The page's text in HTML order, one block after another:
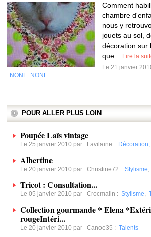
Comment
chambre
nous y
jouets au sol,
décoration sur
que...
Lire la
Le 21 janvier
NONE NONE
POUR ALLER PLUS LOIN
Poupée Laïs vintage
Le 25 janvier 2010 par Lavilaine : Décoration,
Albertine
Le 20 janvier 2010 par Christine72 : Stylisme,
Tricot : Consultation...
Le 05 janvier 2010 par Crocmalin : Stylisme,
Collection gourmande * Elena
rougeIntéri...
Le 20 janvier 2010 par Canoe35 : Talents